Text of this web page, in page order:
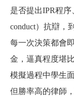
是否提出IPR程序
conduct）抗辯，
每一次決策都會
金，逼真程度堪
模擬過程中學生
但勝率高的律師